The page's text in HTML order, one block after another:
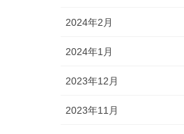
2024年2月
2024年1月
2023年12月
2023年11月